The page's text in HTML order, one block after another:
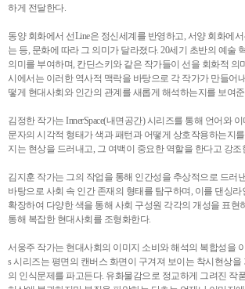
하게 전달한다.
동양 회화에서 선Line은 정신세계를 반영하고, 서양 회화에
는 등, 문화에 따라 그 의미가 달라졌다. 20세기 초반의 예술
의미를 부여하며, 칸딘스키와 같은 작가들이 선을 회화적 의
시에서는 이러한 역사적 맥락을 바탕으로 각 작가가 만들어
떻게 현대사회와 인간의 관계를 새롭게 해석하는지를 보여
김정한 작가는 InnerSpace(내면공간) 시리즈를 통해 언어와
문자의 시각적 형태가 색과 패턴과 어떻게 상호작용하는지
지는 현상을 드러내고, 그 여백이 중요한 역할을 한다고 강조
김지훈 작가는 그의 작업을 통해 인간성을 추상적으로 드러
바탕으로 사회 속 인간 존재의 형태를 탐구하며, 이를 댄싱
확장하여 다양한 색을 통해 사회 구성원 각각의 개성을 표현
통해 복잡한 현대사회를 조형화한다.
서웅주 작가는 현대사회의 이미지 소비와 해석의 복합성을 이
s 시리즈는 평면의 캔버스 화면이 구겨져 보이는 착시현상
의 인식문제를 파고든다. 유화물감으로 정교하게 그려진 작